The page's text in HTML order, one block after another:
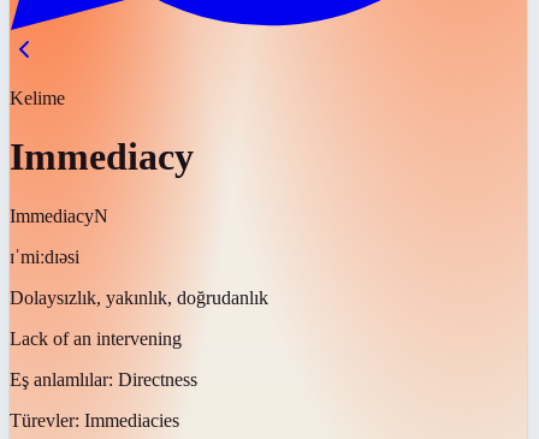
Kelime
Immediacy
ImmediacyN
ɪˈmiːdɪəsi
Dolaysızlık, yakınlık, doğrudanlık
Lack of an intervening
Eş anlamlılar: Directness
Türevler: Immediacies